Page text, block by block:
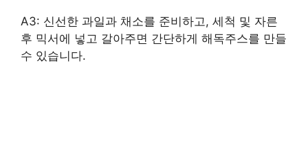
A3: 신선한 과일과 채소를 준비하고, 세척 및 자른
후 믹서에 넣고 갈아주면 간단하게 해독주스를 만들
수 있습니다.